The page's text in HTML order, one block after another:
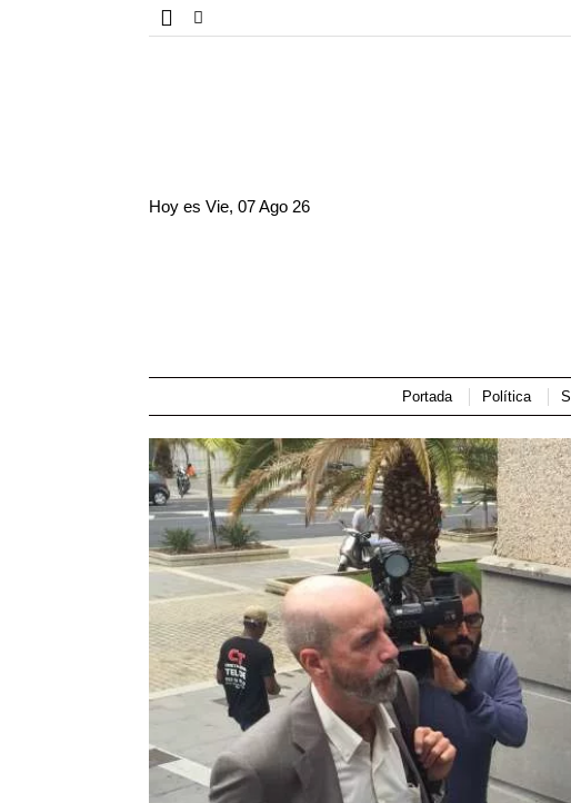
Hoy esVie, 07 Ago 26
Portada Política